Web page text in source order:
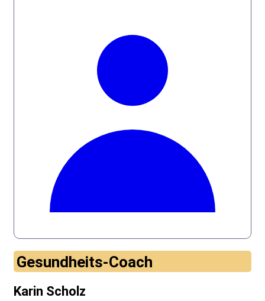
Gesundheits-Coach
Karin Scholz